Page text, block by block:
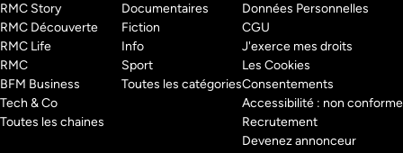
RMC Story
RMC Découverte
RMC Life
RMC
BFM Business
Tech & Co
Toutes les chaines
Documentaires
Fiction
Info
Sport
Toutes les catégories
Données Personnelles
CGU
J'exerce mes droits
Les Cookies
Consentements
Accessibilité : non conforme
Recrutement
Devenez annonceur